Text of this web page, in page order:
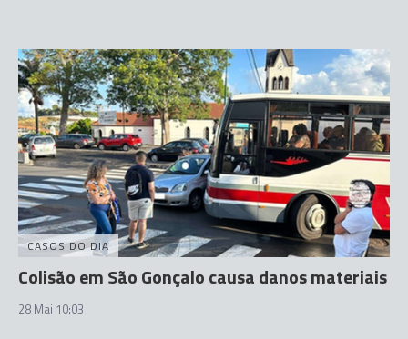
CASOS DO DIA
Colisão em São Gonçalo causa danos materiais
28 Mai 10:03